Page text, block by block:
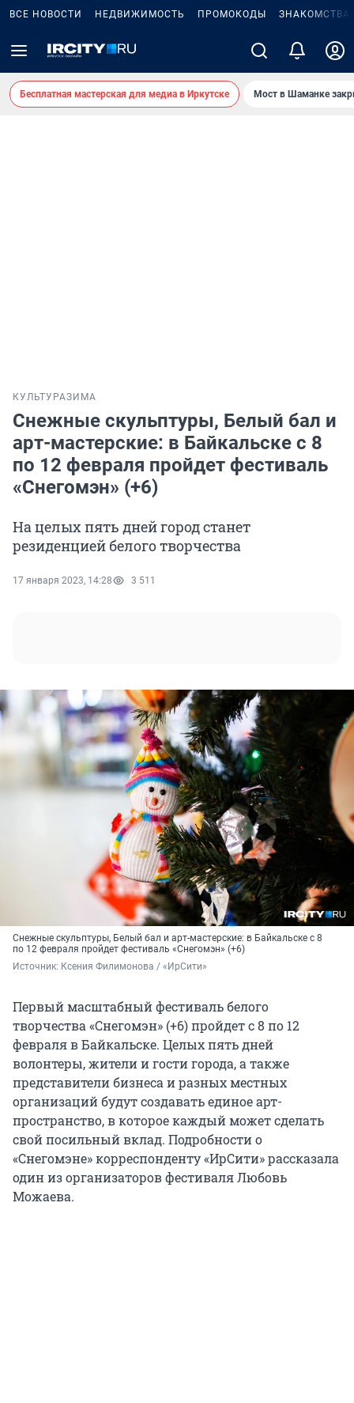
ВСЕ НОВОСТИ НЕДВИЖИМОСТЬ ПРОМОКОДЫ ЗНАКОМСТВА
Бесплатная мастерская для медиа в Иркутске Мост в Шаманке
КУЛЬТУРАЗИМА
Снежные скульптуры, Белый бал и
арт-мастерские: в Байкальске с 8
по 12 февраля пройдет фестиваль
«Снегомэн» (+6)
На целых пять дней город станет
резиденцией белого творчества
17 января 2023, 14:28 3 511
Снежные скульптуры, Белый бал и арт-мастерские: в Байкальске с 8
по 12 февраля пройдет фестиваль «Снегомэн» (+6)
Источник: Ксения Филимонова / «ИрСити»
Первый масштабный фестиваль белого
творчества «Снегомэн» (+6) пройдет с 8 по 12
февраля в Байкальске. Целых пять дней
волонтеры, жители и гости города, а также
представители бизнеса и разных местных
организаций будут создавать единое арт-
пространство, в которое каждый может сделать
свой посильный вклад. Подробности о
«Снегомэне» корреспонденту «ИрСити» рассказала
один из организаторов фестиваля Любовь
Можаева.